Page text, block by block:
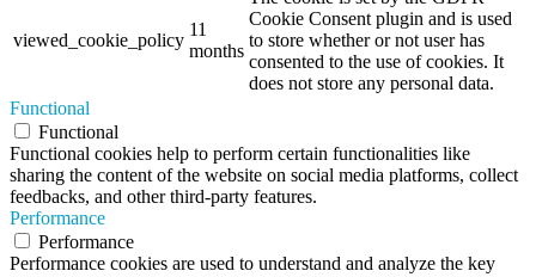
viewed_cookie_policy
11
months
Cookie Consent plugin and is used
to store whether or not user has
consented to the use of cookies. It
does not store any personal data.
Functional
Functional
Functional cookies help to perform certain functionalities like
sharing the content of the website on social media platforms, collect
feedbacks, and other third-party features.
Performance
Performance
Performance cookies are used to understand and analyze the key